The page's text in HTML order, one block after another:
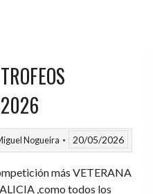
Nogueira 20/05/2026
más VETERANA
,como todos los